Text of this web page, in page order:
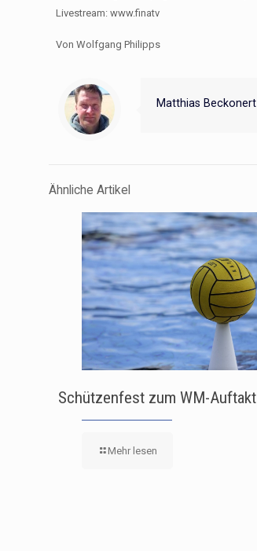
Livestream: www.finatv
Von Wolfgang Philipps
Matthias Beckonert
Ähnliche Artikel
Schützenfest zum WM-Auftakt
Mehr lesen